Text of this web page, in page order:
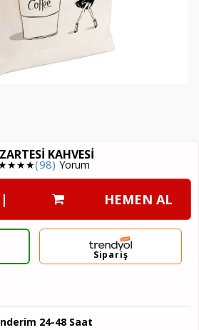
KAHVESI
(98) Yorum
| HEMEN AL
Sipariş
24-48 Saat